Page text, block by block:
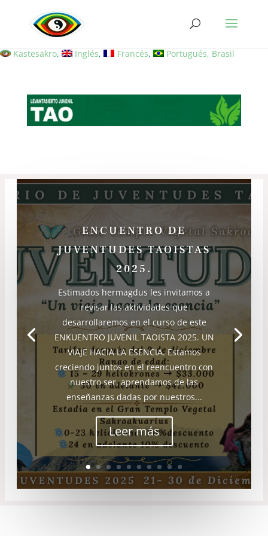
Kastesakro Inglés Francés Portugués, Brasil
ENCUENTRO DE
JUVENTUDES TAOISTAS
2025.
Estimados hermagdus les invitamos a
revisar las aktividades que
desarrollaremos en el curso de este
ENKUENTRO JUVENIL TAOISTA 2025. UN
VIAJE HACIA LA ESENCIA. Estamos
creciendo juntos en el reencuentro con
nuestro ser, aprendamos de las
enseñanzas dadas por nuestros...
Leer más